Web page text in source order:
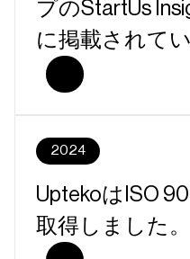
プのStartUs
に掲載されて
2024
UptekoはISO
取得しました。